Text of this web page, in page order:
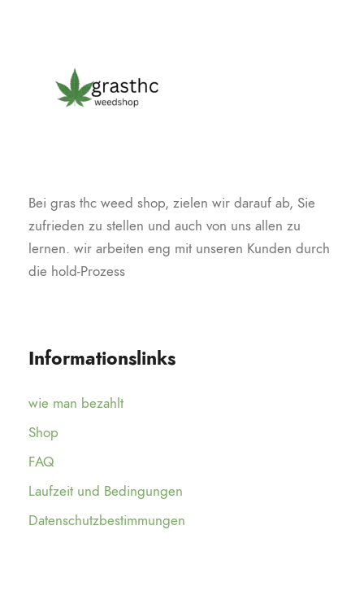
Bei gras thc weed shop, zielen wir darauf ab, Sie
zufrieden zu stellen und auch von uns allen zu
lernen. wir arbeiten eng mit unseren Kunden durch
die hold-Prozess
Informationslinks
wie man bezahlt
Shop
FAQ
Laufzeit und Bedingungen
Datenschutzbestimmungen